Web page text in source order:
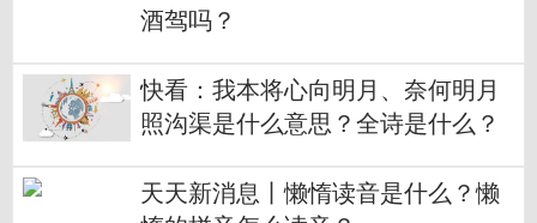
酒驾吗？
快看：我本将心向明月、奈何明月
照沟渠是什么意思？全诗是什么？
天天新消息丨懒惰读音是什么？懒